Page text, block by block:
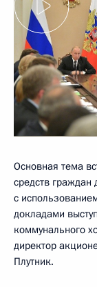
Основная тема
средств граждан
с
докладами
коммунального
директор
Плутник.